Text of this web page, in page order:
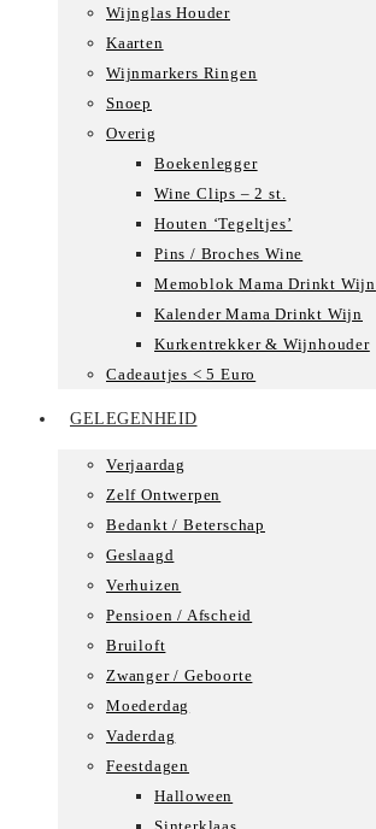
Wijnglas Houder
Kaarten
Wijnmarkers Ringen
Snoep
Overig
Boekenlegger
Wine Clips – 2 st.
Houten ‘Tegeltjes’
Pins / Broches Wine
Memoblok Mama Drinkt Wijn
Kalender Mama Drinkt Wijn
Kurkentrekker & Wijnhouder
Cadeautjes < 5 Euro
GELEGENHEID
Verjaardag
Zelf Ontwerpen
Bedankt / Beterschap
Geslaagd
Verhuizen
Pensioen / Afscheid
Bruiloft
Zwanger / Geboorte
Moederdag
Vaderdag
Feestdagen
Halloween